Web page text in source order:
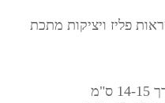
פליז ויציקות מתכת
14-15 ס"מ